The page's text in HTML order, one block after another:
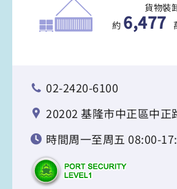
貨物裝
約 6,477
02-2420-6100
20202 基隆市中正區中正
時間周一至周五 08:00-